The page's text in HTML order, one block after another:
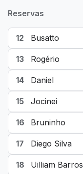
Reservas
12 Busatto
13 Rogério
14 Daniel
15 Jocinei
16 Bruninho
17 Diego Silva
18 Uilliam Barros